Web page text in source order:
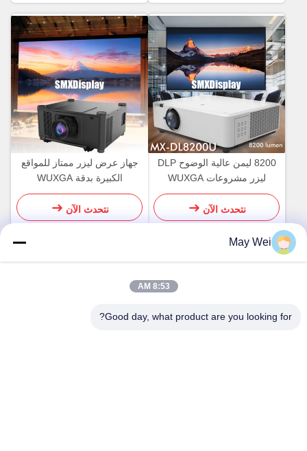
8200 ليمن عالية الوضوح DLP
ليزر مشروعات WUXGA
نتحدث الآن
جهاز عرض ليزر ممتاز للمواقع
الكبيرة بدقة WUXGA
نتحدث الآن
العنوان
May Wei
8:53 AM
Good day, what product are you looking for?